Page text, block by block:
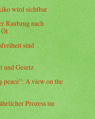
wird sichtbar
Raubzug nach
Öl
sind
und Gesetz
A view on the
Prozess im